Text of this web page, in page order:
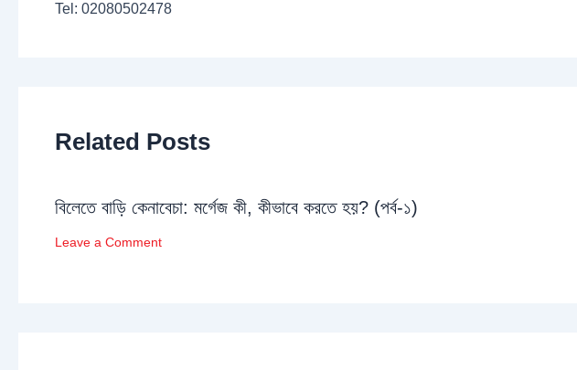
Tel: 02080502478
Related Posts
বিলেতে বাড়ি কেনাবেচা: মর্গেজ কী, কীভাবে করতে হয়? (পর্ব-১)
Leave a Comment